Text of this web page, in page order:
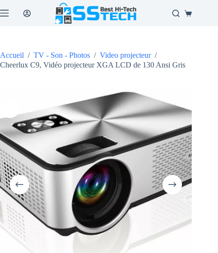
au
Panier
Accueil / TV - Son - Photos / Video projecteur /
Cheerlux C9, Vidéo projecteur XGA LCD de 130 Ansi Gris